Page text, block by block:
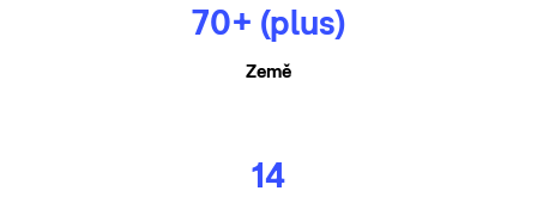
70+ (plus)
Země
14